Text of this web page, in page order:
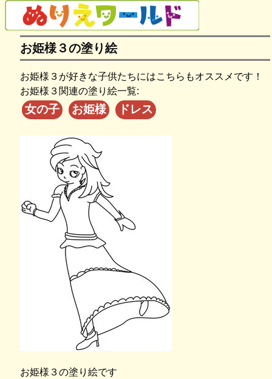
お姫様３の塗り絵
お姫様３が好きな子供たちにはこちらもオススメです！
お姫様３関連の塗り絵一覧:
女の子 お姫様 ドレス
お姫様３の塗り絵です